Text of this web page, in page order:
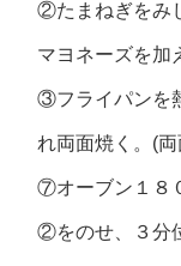
②たまねぎをみ
マヨネーズを加
③フライパンを
れ両面焼く。(
⑦オーブン１８
②をのせ、３分